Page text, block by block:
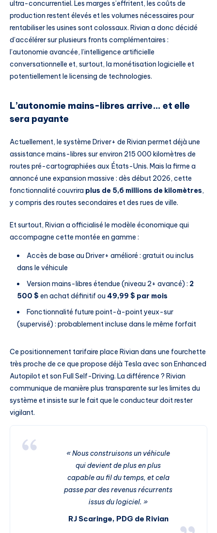
ultra-concurrentiel. Les marges s’effritent, les coûts de
production restent élevés et les volumes nécessaires pour
rentabiliser les usines sont colossaux. Rivian a donc décidé
d’accélérer sur plusieurs fronts complémentaires :
l’autonomie avancée, l’intelligence artificielle
conversationnelle et, surtout, la monétisation logicielle et
potentiellement le licensing de technologies.
L’autonomie mains-libres arrive… et elle
sera payante
Actuellement, le système Driver+ de Rivian permet déjà une
assistance mains-libres sur environ 215 000 kilomètres de
routes pré-cartographiées aux États-Unis. Mais la firme a
annoncé une expansion massive : dès début 2026, cette
fonctionnalité couvrira plus de 5,6 millions de kilomètres,
y compris des routes secondaires et des rues de ville.
Et surtout, Rivian a officialisé le modèle économique qui
accompagne cette montée en gamme :
Accès de base au Driver+ amélioré : gratuit ou inclus
dans le véhicule
Version mains-libres étendue (niveau 2+ avancé) : 2
500 $ en achat définitif ou 49,99 $ par mois
Fonctionnalité future point-à-point yeux-sur
(supervisé) : probablement incluse dans le même forfait
Ce positionnement tarifaire place Rivian dans une fourchette
très proche de ce que propose déjà Tesla avec son Enhanced
Autopilot et son Full Self-Driving. La différence ? Rivian
communique de manière plus transparente sur les limites du
système et insiste sur le fait que le conducteur doit rester
vigilant.
« Nous construisons un véhicule
qui devient de plus en plus
capable au fil du temps, et cela
passe par des revenus récurrents
issus du logiciel. »
RJ Scaringe, PDG de Rivian